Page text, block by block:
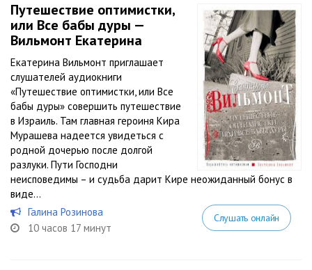
Путешествие оптимистки,
или Все бабы дуры —
Вильмонт Екатерина
Екатерина Вильмонт приглашает
слушателей аудиокниги
«Путешествие оптимистки, или Все
бабы дуры» совершить путешествие
в Израиль. Там главная героиня Кира
Мурашева надеется увидеться с
родной дочерью после долгой
разлуки. Пути Господни
неисповедимы – и судьба дарит Кире неожиданный бонус в
виде...
Галина Розинова
10 часов 17 минут
Слушать онлайн